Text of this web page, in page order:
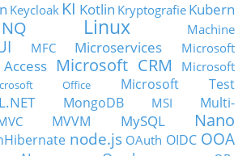
Keycloak KI Kotlin Kryptografie Kubern
Linux
Machine
MFC Microservices
Microsoft
Microsoft CRM
Microsoft
Office
Microsoft Test
MongoDB MSI
Multi-
MVVM MySQL
Nano
node.js OAuth OIDC OOA